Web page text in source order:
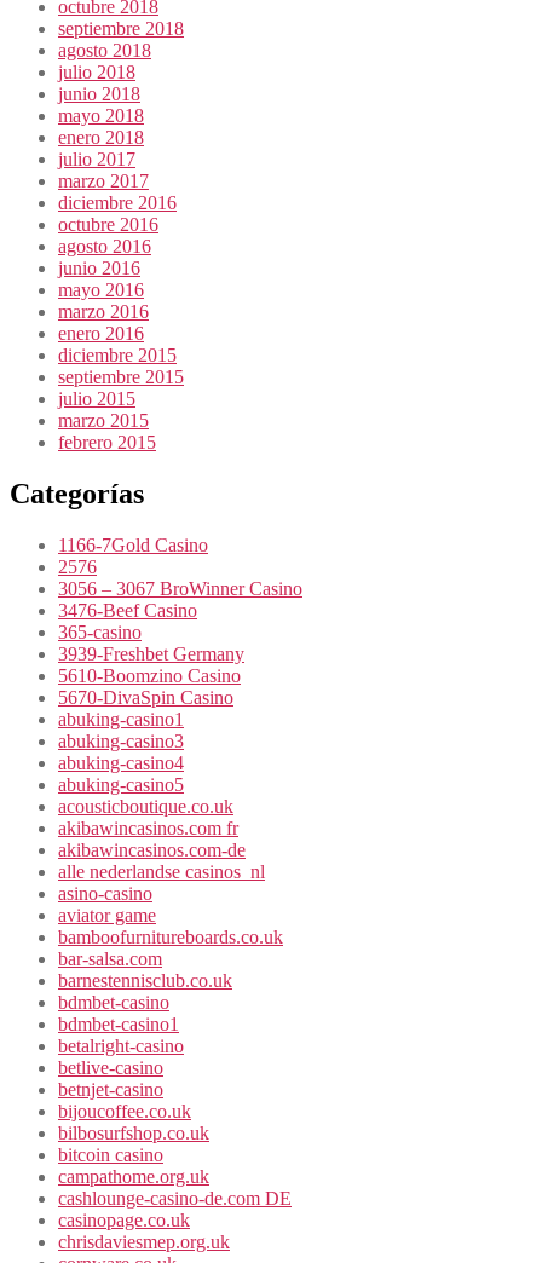
octubre 2018
septiembre 2018
agosto 2018
julio 2018
junio 2018
mayo 2018
enero 2018
julio 2017
marzo 2017
diciembre 2016
octubre 2016
agosto 2016
junio 2016
mayo 2016
marzo 2016
enero 2016
diciembre 2015
septiembre 2015
julio 2015
marzo 2015
febrero 2015
Categorías
1166-7Gold Casino
2576
3056 – 3067 BroWinner Casino
3476-Beef Casino
365-casino
3939-Freshbet Germany
5610-Boomzino Casino
5670-DivaSpin Casino
abuking-casino1
abuking-casino3
abuking-casino4
abuking-casino5
acousticboutique.co.uk
akibawincasinos.com fr
akibawincasinos.com-de
alle nederlandse casinos_nl
asino-casino
aviator game
bamboofurnitureboards.co.uk
bar-salsa.com
barnestennisclub.co.uk
bdmbet-casino
bdmbet-casino1
betalright-casino
betlive-casino
betnjet-casino
bijoucoffee.co.uk
bilbosurfshop.co.uk
bitcoin casino
campathome.org.uk
cashlounge-casino-de.com DE
casinopage.co.uk
chrisdaviesmep.org.uk